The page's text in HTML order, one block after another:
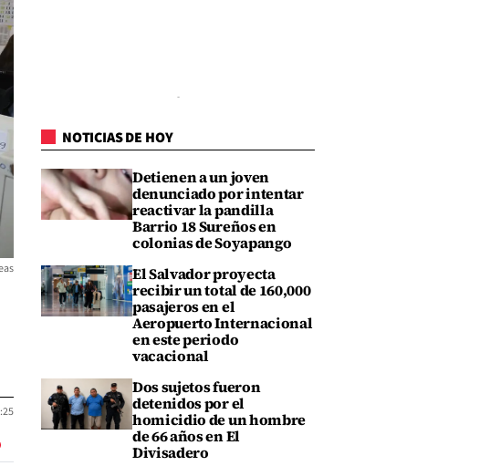
NOTICIAS DE HOY
Detienen a un joven
denunciado por intentar
reactivar la pandilla
Barrio 18 Sureños en
colonias de Soyapango
El Salvador proyecta
recibir un total de 160,000
pasajeros en el
Aeropuerto Internacional
en este periodo
vacacional
Dos sujetos fueron
detenidos por el
homicidio de un hombre
de 66 años en El
Divisadero